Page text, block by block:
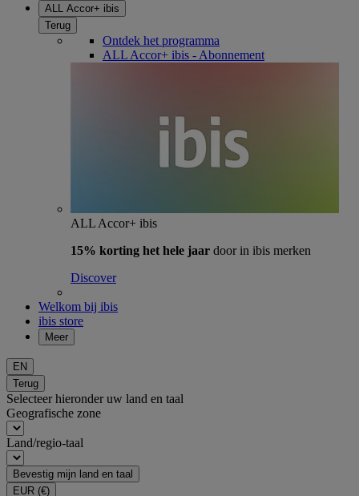
ALL Accor+ ibis
Terug
Ontdek het programma
ALL Accor+ ibis - Abonnement
ALL Accor+ ibis
15% korting het hele jaar door in ibis merken
Discover
Welkom bij ibis
ibis store
Meer
EN
Terug
Selecteer hieronder uw land en taal
Geografische zone
Land/regio-taal
Bevestig mijn land en taal
EUR (€)